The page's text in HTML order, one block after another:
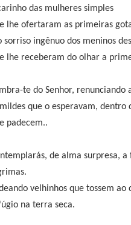
das mulheres simples
lhe ofertaram as primeiras
sorriso ingênuo dos meninos
lhe receberam do olhar a
te do Senhor, renunciando
que o esperavam,
padecem..
de alma surpresa,
velhinhos que tossem
na terra seca.